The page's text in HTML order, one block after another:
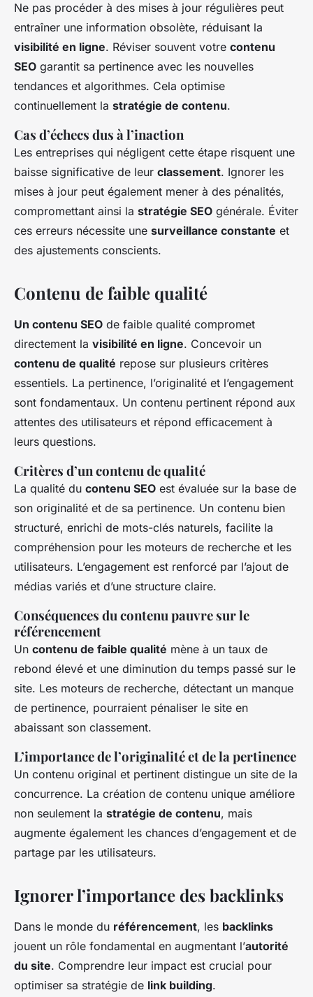
Ne pas procéder à des mises à jour régulières peut
entraîner une information obsolète, réduisant la
visibilité en ligne. Réviser souvent votre contenu
SEO garantit sa pertinence avec les nouvelles
tendances et algorithmes. Cela optimise
continuellement la stratégie de contenu.
Cas d’échecs dus à l’inaction
Les entreprises qui négligent cette étape risquent une
baisse significative de leur classement. Ignorer les
mises à jour peut également mener à des pénalités,
compromettant ainsi la stratégie SEO générale. Éviter
ces erreurs nécessite une surveillance constante et
des ajustements conscients.
Contenu de faible qualité
Un contenu SEO de faible qualité compromet
directement la visibilité en ligne. Concevoir un
contenu de qualité repose sur plusieurs critères
essentiels. La pertinence, l’originalité et l’engagement
sont fondamentaux. Un contenu pertinent répond aux
attentes des utilisateurs et répond efficacement à
leurs questions.
Critères d’un contenu de qualité
La qualité du contenu SEO est évaluée sur la base de
son originalité et de sa pertinence. Un contenu bien
structuré, enrichi de mots-clés naturels, facilite la
compréhension pour les moteurs de recherche et les
utilisateurs. L’engagement est renforcé par l’ajout de
médias variés et d’une structure claire.
Conséquences du contenu pauvre sur le
référencement
Un contenu de faible qualité mène à un taux de
rebond élevé et une diminution du temps passé sur le
site. Les moteurs de recherche, détectant un manque
de pertinence, pourraient pénaliser le site en
abaissant son classement.
L’importance de l’originalité et de la pertinence
Un contenu original et pertinent distingue un site de la
concurrence. La création de contenu unique améliore
non seulement la stratégie de contenu, mais
augmente également les chances d’engagement et de
partage par les utilisateurs.
Ignorer l’importance des backlinks
Dans le monde du référencement, les backlinks
jouent un rôle fondamental en augmentant l’autorité
du site. Comprendre leur impact est crucial pour
optimiser sa stratégie de link building.